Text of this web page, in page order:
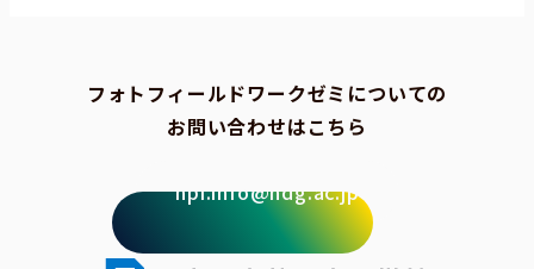
フォトフィールドワークゼミについての
お問い合わせはこちら
npi.info@ndg.ac.jp